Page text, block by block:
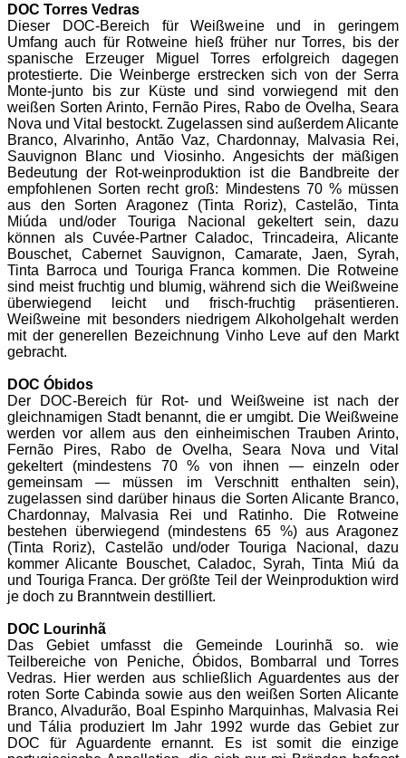
DOC Torres Vedras
Dieser DOC-Bereich für Weißweine und in geringem
Umfang auch für Rotweine hieß früher nur Torres, bis der
spanische Erzeuger Miguel Torres erfolgreich dagegen
protestierte. Die Weinberge erstrecken sich von der Serra
Monte-junto bis zur Küste und sind vorwiegend mit den
weißen Sorten Arinto, Fernão Pires, Rabo de Ovelha, Seara
Nova und Vital bestockt. Zugelassen sind außerdem Alicante
Branco, Alvarinho, Antão Vaz, Chardonnay, Malvasia Rei,
Sauvignon Blanc und Viosinho. Angesichts der mäßigen
Bedeutung der Rot-weinproduktion ist die Bandbreite der
empfohlenen Sorten recht groß: Mindestens 70 % müssen
aus den Sorten Aragonez (Tinta Roriz), Castelão, Tinta
Miúda und/oder Touriga Nacional gekeltert sein, dazu
können als Cuvée-Partner Caladoc, Trincadeira, Alicante
Bouschet, Cabernet Sauvignon, Camarate, Jaen, Syrah,
Tinta Barroca und Touriga Franca kommen. Die Rotweine
sind meist fruchtig und blumig, während sich die Weißweine
überwiegend leicht und frisch-fruchtig präsentieren.
Weißweine mit besonders niedrigem Alkoholgehalt werden
mit der generellen Bezeichnung Vinho Leve auf den Markt
gebracht.
DOC Óbidos
Der DOC-Bereich für Rot- und Weißweine ist nach der
gleichnamigen Stadt benannt, die er umgibt. Die Weißweine
werden vor allem aus den einheimischen Trauben Arinto,
Fernão Pires, Rabo de Ovelha, Seara Nova und Vital
gekeltert (mindestens 70 % von ihnen — einzeln oder
gemeinsam — müssen im Verschnitt enthalten sein),
zugelassen sind darüber hinaus die Sorten Alicante Branco,
Chardonnay, Malvasia Rei und Ratinho. Die Rotweine
bestehen überwiegend (mindestens 65 %) aus Aragonez
(Tinta Roriz), Castelão und/oder Touriga Nacional, dazu
kommer Alicante Bouschet, Caladoc, Syrah, Tinta Miú da
und Touriga Franca. Der größte Teil der Weinproduktion wird
je doch zu Branntwein destilliert.
DOC Lourinhã
Das Gebiet umfasst die Gemeinde Lourinhã so. wie
Teilbereiche von Peniche, Óbidos, Bombarral und Torres
Vedras. Hier werden aus schließlich Aguardentes aus der
roten Sorte Cabinda sowie aus den weißen Sorten Alicante
Branco, Alvadurão, Boal Espinho Marquinhas, Malvasia Rei
und Tália produziert Im Jahr 1992 wurde das Gebiet zur
DOC für Aguardente ernannt. Es ist somit die einzige